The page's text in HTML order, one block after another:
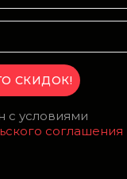
с условиями
соглашения